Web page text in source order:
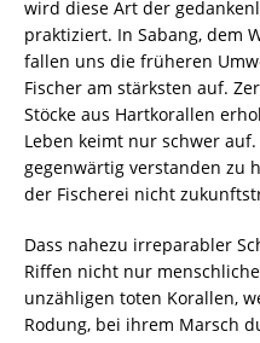
wird diese Art der
praktiziert. In Sabang, dem
fallen uns die früheren
Fischer am stärksten auf.
Stöcke aus Hartkorallen
Leben keimt nur schwer
gegenwärtig verstanden zu
der Fischerei nicht
Dass nahezu irreparabler
Riffen nicht nur
unzähligen toten Korallen,
Rodung, bei ihrem Marsch